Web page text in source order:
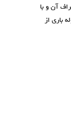
آن و با
باری از